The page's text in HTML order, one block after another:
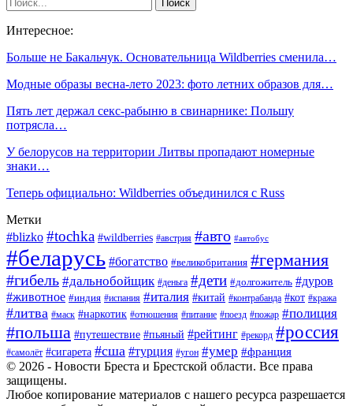
Интересное:
Больше не Бакальчук. Основательница Wildberries сменила…
Модные образы весна-лето 2023: фото летних образов для…
Пять лет держал секс-рабыню в свинарнике: Польшу
потрясла…
У белорусов на территории Литвы пропадают номерные
знаки…
Теперь официально: Wildberries объединился с Russ
Метки
#blizko #tochka #wildberries #австрия #авто #автобус
#беларусь #богатство #великобритания #германия
#гибель #дальнобойщик #деньга #дети #долгожитель #дуров
#животное #индия #испания #италия #китай #контрабанда #кот #кража
#литва #маск #наркотик #отношения #питание #поезд #пожар #полиция
#польша #путешествие #пьяный #рейтинг #рекорд #россия
#самолёт #сигарета #сша #турция #угон #умер #франция
© 2026 - Новости Бреста и Брестской области. Все права
защищены.
Любое копирование материалов с нашего ресурса разрешается